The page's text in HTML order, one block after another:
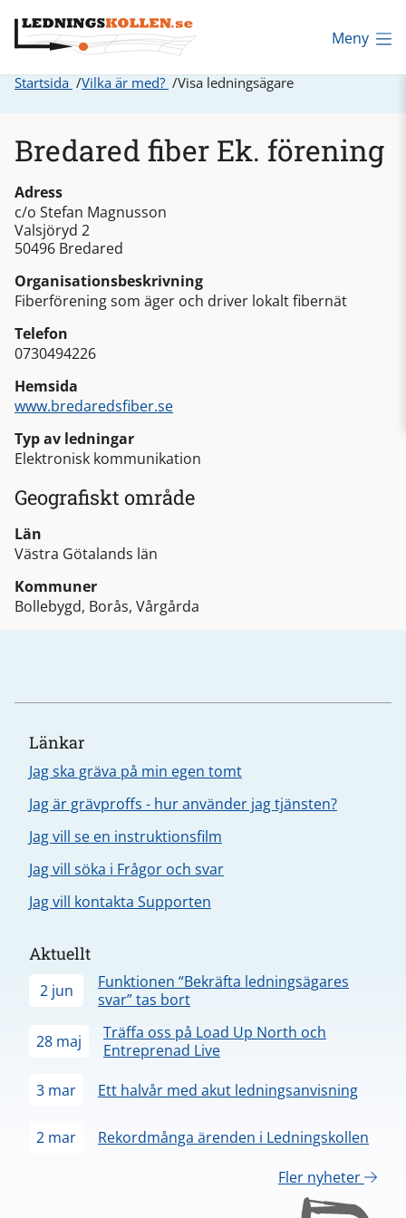
Meny
Startsida Vilka är med? Visa ledningsägare
Bredared fiber Ek. förening
Adress
c/o Stefan Magnusson
Valsjöryd 2
50496 Bredared
Organisationsbeskrivning
Fiberförening som äger och driver lokalt fibernät
Telefon
0730494226
Hemsida
www.bredaredsfiber.se
Typ av ledningar
Elektronisk kommunikation
Geografiskt område
Län
Västra Götalands län
Kommuner
Bollebygd, Borås, Vårgårda
Länkar
Jag ska gräva på min egen tomt
Jag är grävproffs - hur använder jag tjänsten?
Jag vill se en instruktionsfilm
Jag vill söka i Frågor och svar
Jag vill kontakta Supporten
Aktuellt
2 jun
Funktionen “Bekräfta ledningsägares
svar” tas bort
28 maj
Träffa oss på Load Up North och
Entreprenad Live
3 mar
Ett halvår med akut ledningsanvisning
2 mar
Rekordmånga ärenden i Ledningskollen
Fler nyheter